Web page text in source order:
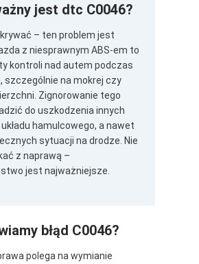
jest dtc C0046?
– ten problem jest
z niesprawnym ABS-em to
kontroli nad autem podczas
szczególnie na mokrej czy
Zignorowanie tego
do uszkodzenia innych
hamulcowego, a nawet
sytuacji na drodze. Nie
z naprawą –
jest najważniejsze.
błąd C0046?
polega na wymianie